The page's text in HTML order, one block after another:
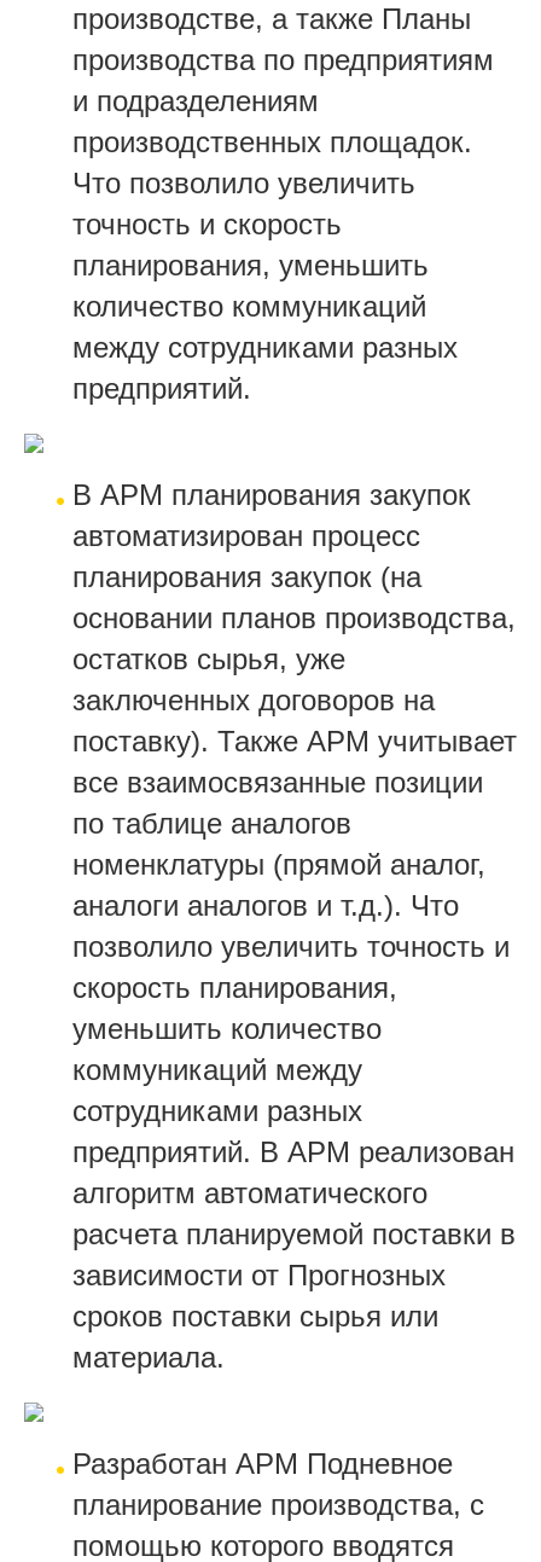
производстве, а также Планы
производства по предприятиям
и подразделениям
производственных площадок.
Что позволило увеличить
точность и скорость
планирования, уменьшить
количество коммуникаций
между сотрудниками разных
предприятий.
В АРМ планирования закупок
автоматизирован процесс
планирования закупок (на
основании планов производства,
остатков сырья, уже
заключенных договоров на
поставку). Также АРМ учитывает
все взаимосвязанные позиции
по таблице аналогов
номенклатуры (прямой аналог,
аналоги аналогов и т.д.). Что
позволило увеличить точность и
скорость планирования,
уменьшить количество
коммуникаций между
сотрудниками разных
предприятий. В АРМ реализован
алгоритм автоматического
расчета планируемой поставки в
зависимости от Прогнозных
сроков поставки сырья или
материала.
Разработан АРМ Подневное
планирование производства, с
помощью которого вводятся